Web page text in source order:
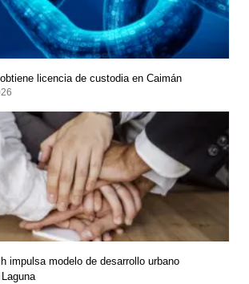
licencia de custodia en Caimán
impulsa modelo de desarrollo urbano